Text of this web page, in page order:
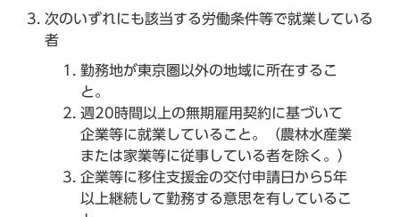
次のいずれにも該当する労働条件等で就業している
者
勤務地が東京圏以外の地域に所在するこ
と。
週20時間以上の無期雇用契約に基づいて
企業等に就業していること。（農林水産業
または家業等に従事している者を除く。）
企業等に移住支援金の交付申請日から5年
以上継続して勤務する意思を有しているこ